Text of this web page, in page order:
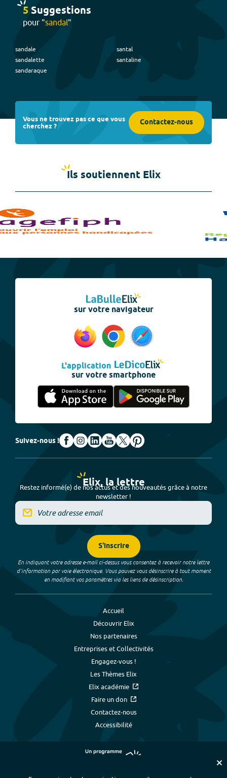
5Suggestions
pour "sandal"
sandale
sandalette
sandaraque
santal
santaline
Vous ne trouvez pas ce que vous
cherchez ? Contactez-nous
Ils soutiennent Elix
sur votre navigateur
L'application
sur votre smartphone
Suivez-nous !
Elix, la lettre
Restez informé(e) de nos actus et des nouveautés grâce à notre
newsletter !
S'inscrire
En indiquant votre adresse e-mail ci-dessus vous consentez à recevoir notre lettre
d’information par voie électronique. Vous pouvez vous désinscrire à tout moment
en modifiant vos paramètres via les liens de désinscription.
Accueil
Découvrir Elix
Nos partenaires
Entreprises et Collectivités
Engagez-vous !
Les Thèmes Elix
Elix académie
Faire un don
Contactez-nous
Accessibilité